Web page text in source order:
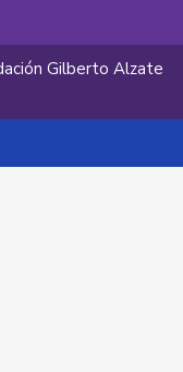
Gilberto Alzate